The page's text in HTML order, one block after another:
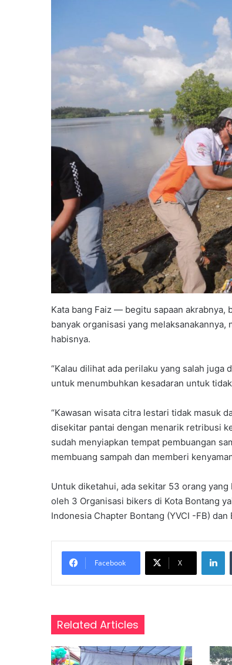
Kata bang Faiz — begitu sapaan
banyak organisasi yang
habisnya.
“Kalau dilihat ada perilaku yang salah
untuk menumbuhkan kesadaran untuk
“Kawasan wisata citra lestari tidak masuk
disekitar pantai dengan menarik retribusi
sudah menyiapkan tempat pembuangan
membuang sampah dan memberi
Untuk diketahui, ada sekitar 53 orang
oleh 3 Organisasi bikers di Kota Bontang
Indonesia Chapter Bontang (YVCI -FB)
Facebook X
Related Articles